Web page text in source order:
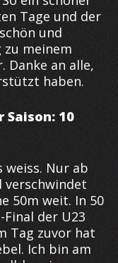
Tage und der
und
zu meinem
Danke an alle,
haben.
10
weiss. Nur ab
verschwindet
50m weit. In 50
der U23
Tag zuvor hat
Ich bin am